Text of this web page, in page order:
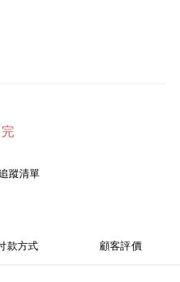
蹤清單
款方式 顧客評價